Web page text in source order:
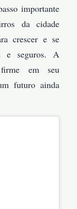
importante
da cidade
crescer e se
e seguros. A
em seu
futuro ainda